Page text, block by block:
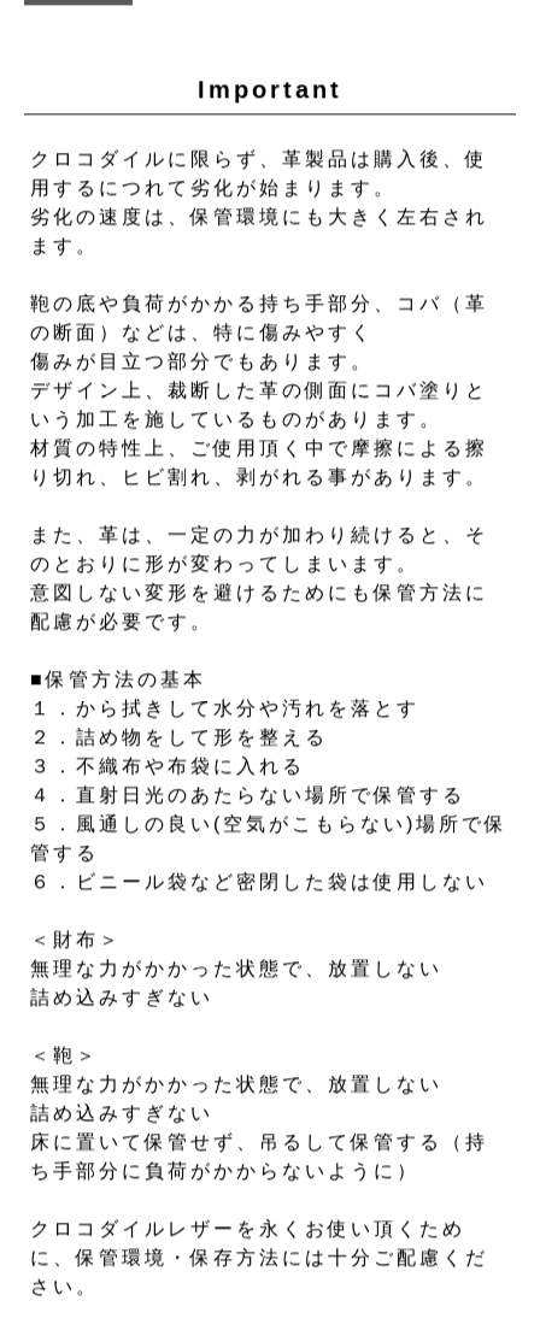
Important
クロコダイルに限らず、革製品は購入後、使
用するにつれて劣化が始まります。
劣化の速度は、保管環境にも大きく左右され
ます。
鞄の底や負荷がかかる持ち手部分、コバ（革
の断面）などは、特に傷みやすく
傷みが目立つ部分でもあります。
デザイン上、裁断した革の側面にコバ塗りと
いう加工を施しているものがあります。
材質の特性上、ご使用頂く中で摩擦による擦
り切れ、ヒビ割れ、剥がれる事があります。
また、革は、一定の力が加わり続けると、そ
のとおりに形が変わってしまいます。
意図しない変形を避けるためにも保管方法に
配慮が必要です。
■保管方法の基本
１．から拭きして水分や汚れを落とす
２．詰め物をして形を整える
３．不織布や布袋に入れる
４．直射日光のあたらない場所で保管する
５．風通しの良い(空気がこもらない)場所で保
管する
６．ビニール袋など密閉した袋は使用しない
＜財布＞
無理な力がかかった状態で、放置しない
詰め込みすぎない
＜鞄＞
無理な力がかかった状態で、放置しない
詰め込みすぎない
床に置いて保管せず、吊るして保管する（持
ち手部分に負荷がかからないように）
クロコダイルレザーを永くお使い頂くため
に、保管環境・保存方法には十分ご配慮くだ
さい。